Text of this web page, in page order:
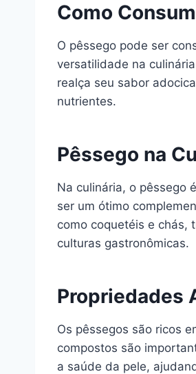
Como
O pêssego pode ser
versatilidade na
realça seu sabor
nutrientes.
Pêssego na
Na culinária, o pêssego
ser um ótimo
como coquetéis e chás,
culturas gastronômicas.
Propriedades
Os pêssegos são ricos
compostos são
a saúde da pele,